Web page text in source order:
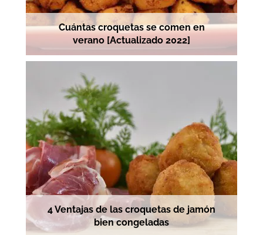
Cuántas croquetas se comen en
verano [Actualizado 2022]
4 Ventajas de las croquetas de jamón
bien congeladas